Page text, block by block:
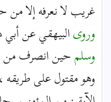
غريب لا نعرفه إلا
وروىالبيهقي عن أبي
وسلمحين انصرف
وهو مقتول على طريقه